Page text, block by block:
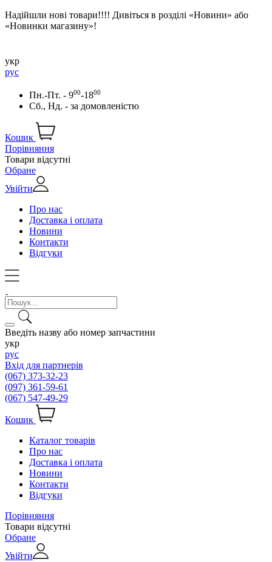
Надійшли нові товари!!!! Дивіться в розділі «Новини» або
«Новинки магазину»!
укр
рус
Пн.-Пт. - 900-1800
Сб., Нд. - за домовленістю
Кошик
Порівняння
Товари відсутні
Обране
Увійти
Про нас
Доставка і оплата
Новини
Контакти
Відгуки
Введіть назву або номер запчастини
укр
рус
Вхід для партнерів
(067) 373-32-23
(097) 361-59-61
(067) 547-49-29
Кошик
Каталог товарів
Про нас
Доставка і оплата
Новини
Контакти
Відгуки
Порівняння
Товари відсутні
Обране
Увійти